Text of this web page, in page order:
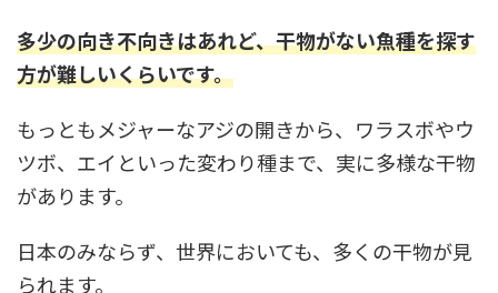
多少の向き不向きはあれど、干物がない魚種を探す
方が難しいくらいです。
もっともメジャーなアジの開きから、ワラスボやウ
ツボ、エイといった変わり種まで、実に多様な干物
があります。
日本のみならず、世界においても、多くの干物が見
られます。